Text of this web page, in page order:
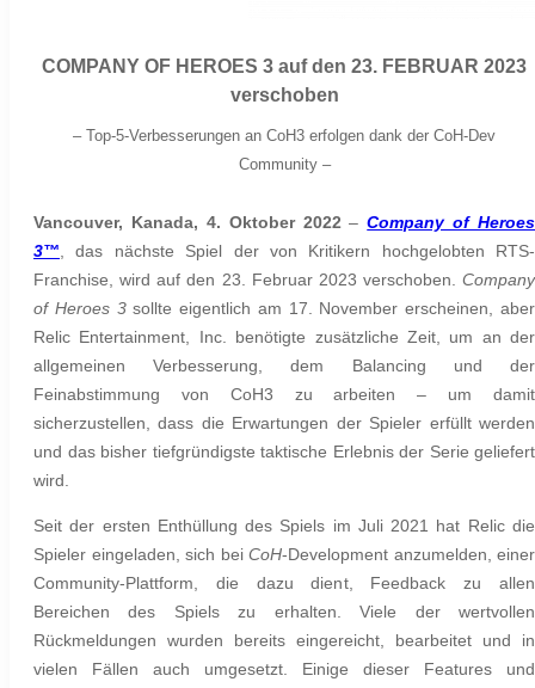
COMPANY OF HEROES 3 auf den 23. FEBRUAR 2023
verschoben
– Top-5-Verbesserungen an CoH3 erfolgen dank der CoH-Dev
Community –
Vancouver, Kanada, 4. Oktober2022 –Company of Heroes
3™ , das nächste Spiel der von Kritikern hochgelobten RTS-
Franchise, wird auf den 23. Februar 2023 verschoben. Company
of Heroes 3sollte eigentlich am 17. November erscheinen, aber
Relic Entertainment, Inc. benötigte zusätzliche Zeit, um an der
allgemeinen Verbesserung, dem Balancing und der
Feinabstimmung von CoH3 zu arbeiten – um damit
sicherzustellen, dass die Erwartungen der Spieler erfüllt werden
und das bisher tiefgründigste taktische Erlebnis der Serie geliefert
wird.
Seit der ersten Enthüllung des Spiels im Juli 2021 hat Relic die
Spieler eingeladen, sich bei CoH-Development anzumelden, einer
Community-Plattform, die dazu dient, Feedback zu allen
Bereichen des Spiels zu erhalten. Viele der wertvollen
Rückmeldungen wurden bereits eingereicht, bearbeitet und in
vielen Fällen auch umgesetzt. Einige dieser Features und